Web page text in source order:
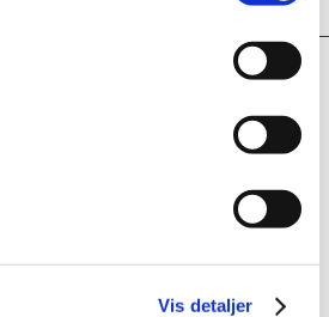
Vis detaljer
med muf/muf tilslutning og almindelig
resistent tin/nikkel overfladebelægning
betegnelsen TEA. Kuglehanen holder